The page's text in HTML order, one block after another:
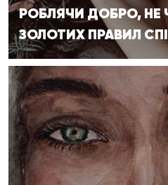
РОБЛЯЧИ ДОБРО, НЕ
ЗОЛОТИХ ПРАВИЛ